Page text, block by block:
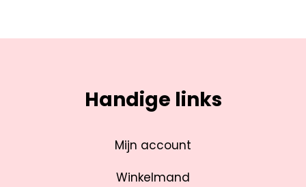
Handige links
Mijn account
Winkelmand